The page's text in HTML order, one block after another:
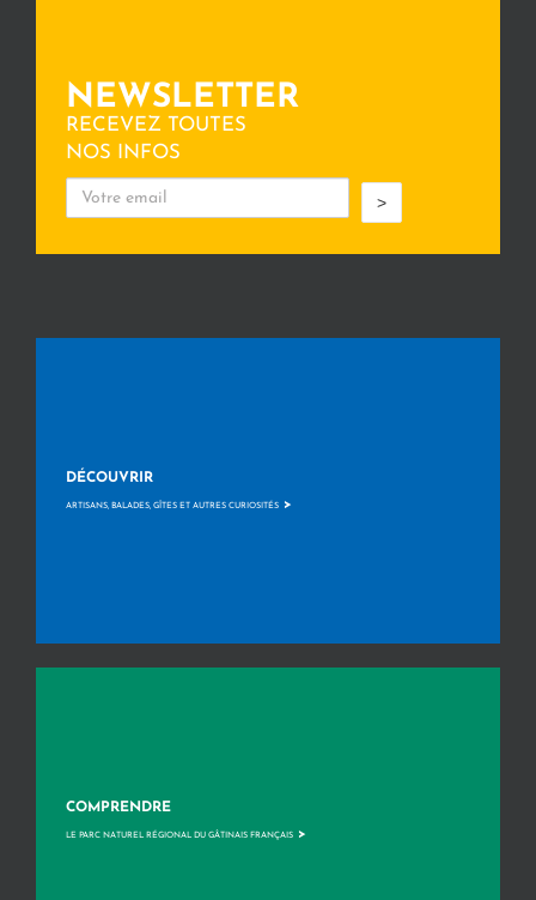
NEWSLETTER
RECEVEZ TOUTES
NOS INFOS
>
DÉCOUVRIR
ARTISANS, BALADES, GÎTES ET AUTRES CURIOSITÉS >
COMPRENDRE
LE PARC NATUREL RÉGIONAL DU GÂTINAIS FRANÇAIS >